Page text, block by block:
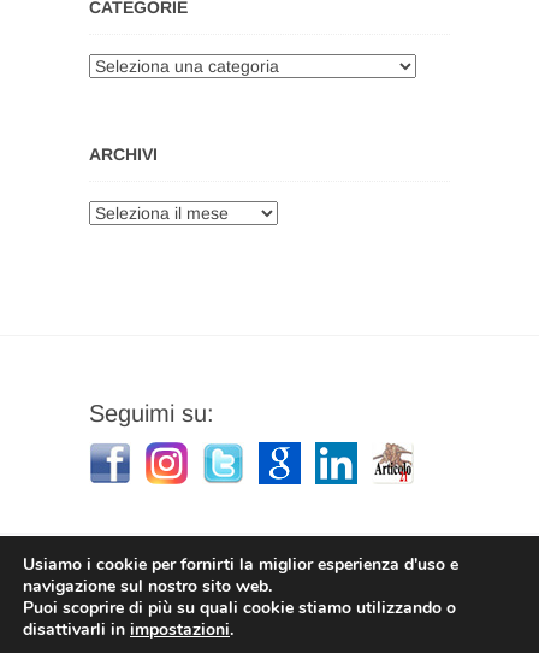
CATEGORIE
Categorie
ARCHIVI
Archivi
Seguimi su:
Stefano Corradino
Usiamo i cookie per fornirti la miglior esperienza d'uso e
navigazione sul nostro sito web.
Puoi scoprire di più su quali cookie stiamo utilizzando o
disattivarli in impostazioni.